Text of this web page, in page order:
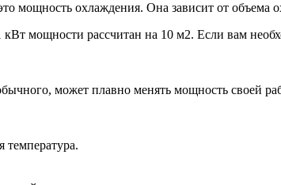
мощность охлаждения. Она зависит от объема
мощности рассчитан на 10 м2. Если вам
может плавно менять мощность своей
температура.